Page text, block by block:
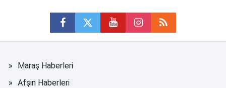
Maraş Haberleri
Afşin Haberleri